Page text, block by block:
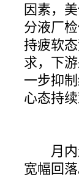
因素，
分液厂
持疲软
求，下
一步抑
心态持
月内走
宽幅回